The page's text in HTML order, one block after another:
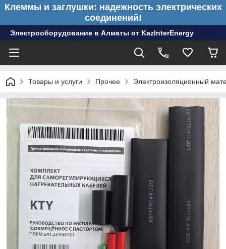
Клеммы и заглушки: надежность электрических
соединений!
Электрооборудование в Алматы от KazInterEnergy
Товары и услуги Прочее Электроизоляционный